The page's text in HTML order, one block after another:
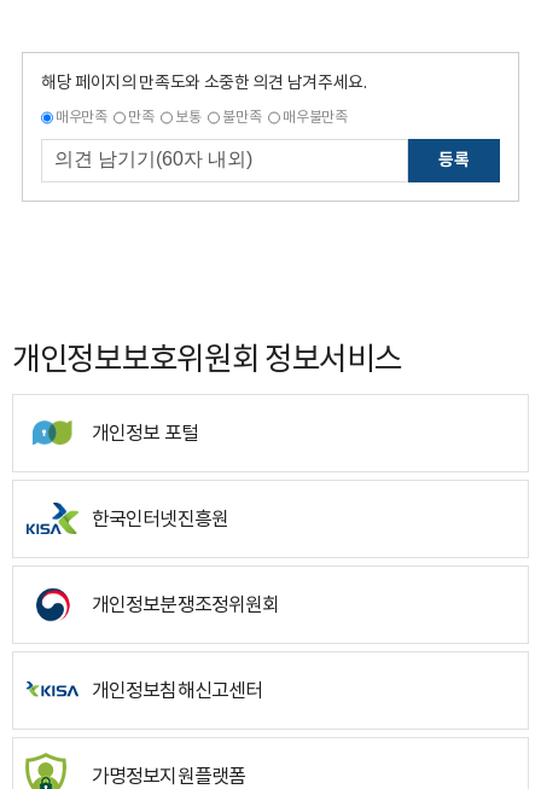
해당 페이지의 만족도와 소중한 의견 남겨주세요.
매우만족 만족 보통 불만족 매우불만족
등록
개인정보보호위원회 정보서비스
개인정보 포털
한국인터넷진흥원
개인정보분쟁조정위원회
개인정보침해신고센터
가명정보지원플랫폼